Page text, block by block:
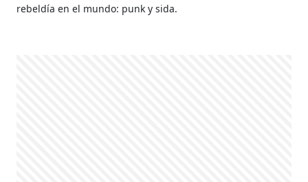
rebeldía en el mundo: punk y sida.